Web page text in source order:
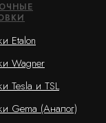
Etalon
Wagner
Tesla и TSL
Gema (Аналог)